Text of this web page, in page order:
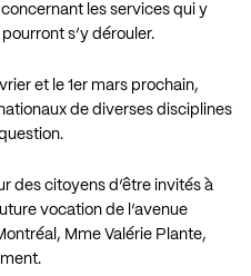
les services qui y
s’y dérouler.
et le 1er mars prochain,
de diverses disciplines
des citoyens d’être invités à
vocation de l’avenue
Mme Valérie Plante,